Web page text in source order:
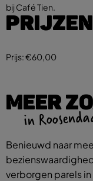
bij Café Tien.
PRIJZEN
Prijs:€60,00
MEER
in
Benieuwd naar
verborgen parels